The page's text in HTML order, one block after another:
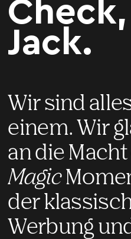
Check,
Jack.
Wir sind
einem. Wir
an die
Magic
der
Werbung